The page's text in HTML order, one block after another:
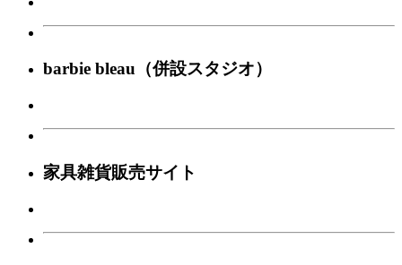
barbie bleau（併設スタジオ）
家具雑貨販売サイト